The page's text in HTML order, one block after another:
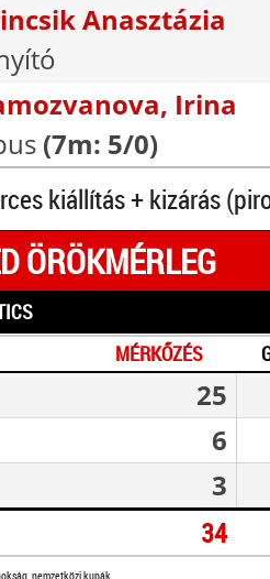
Anasztázia
Irina
(7m: 5/0)
kiállítás + kizárás
ÖRÖKMÉRLEG
MÉRKŐZÉS
25
6
3
34
nemzetközi kupák